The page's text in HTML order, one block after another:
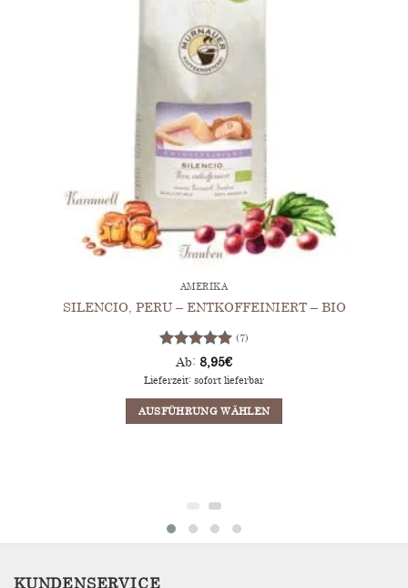
AMERIKA
SILENCIO, PERU – ENTKOFFEINIERT – BIO
Bewertet
mit5
von
5
(7)
Ab: 8,95€
Lieferzeit: sofort lieferbar
AUSFÜHRUNG WÄHLEN
Varianten
auf.
Die
KUNDENSERVICE